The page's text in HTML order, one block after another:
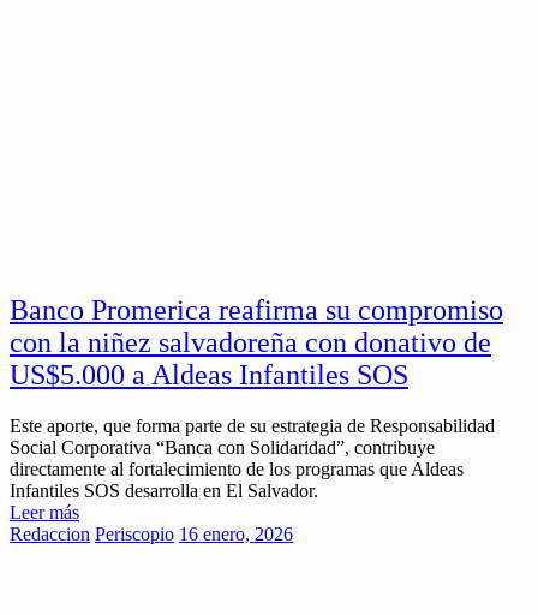
Banco Promerica reafirma su compromiso
con la niñez salvadoreña con donativo de
US$5.000 a Aldeas Infantiles SOS
Este aporte, que forma parte de su estrategia de Responsabilidad
Social Corporativa “Banca con Solidaridad”, contribuye
directamente al fortalecimiento de los programas que Aldeas
Infantiles SOS desarrolla en El Salvador.
Leer más
Redaccion Periscopio 16 enero, 2026